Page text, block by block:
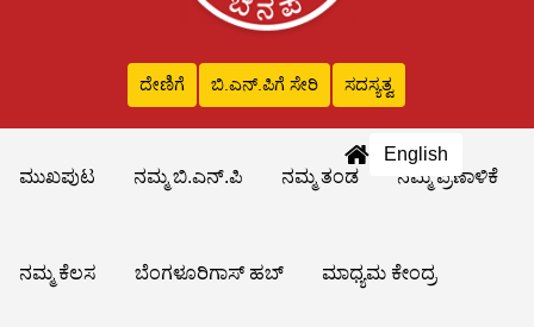
ದೇಣಿಗೆ ಬಿ.ಎನ್‌.ಪಿಗೆ ಸೇರಿ ಸದಸ್ಯತ್ವ
English
ಮುಖಪುಟ
ನಮ್ಮ ಬಿ.ಎನ್.ಪಿ ನಮ್ಮ ತಂಡ ನಮ್ಮ ಪ್ರಣಾಳಿಕೆ
ನಮ್ಮ ಕೆಲಸ ಬೆಂಗಳೂರಿಗಾಸ್ ಹಬ್ ಮಾಧ್ಯಮ ಕೇಂದ್ರ